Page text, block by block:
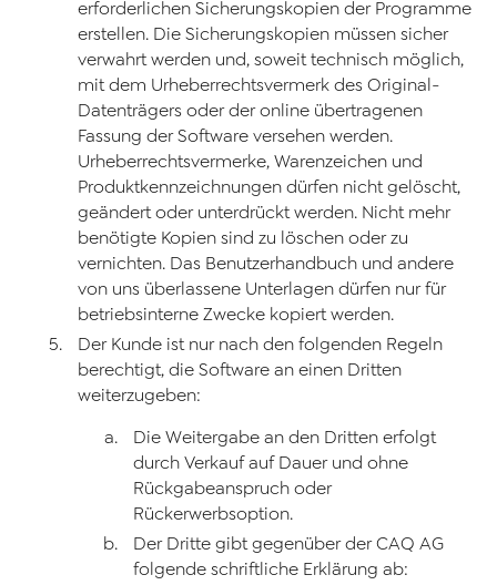
erforderlichen Sicherungskopien der Programme
erstellen. Die Sicherungskopien müssen sicher
verwahrt werden und, soweit technisch möglich,
mit dem Urheberrechtsvermerk des Original-
Datenträgers oder der online übertragenen
Fassung der Software versehen werden.
Urheberrechtsvermerke, Warenzeichen und
Produktkennzeichnungen dürfen nicht gelöscht,
geändert oder unterdrückt werden. Nicht mehr
benötigte Kopien sind zu löschen oder zu
vernichten. Das Benutzerhandbuch und andere
von uns überlassene Unterlagen dürfen nur für
betriebsinterne Zwecke kopiert werden.
Der Kunde ist nur nach den folgenden Regeln
berechtigt, die Software an einen Dritten
weiterzugeben:
Die Weitergabe an den Dritten erfolgt
durch Verkauf auf Dauer und ohne
Rückgabeanspruch oder
Rückerwerbsoption.
Der Dritte gibt gegenüber der CAQ AG
folgende schriftliche Erklärung ab: